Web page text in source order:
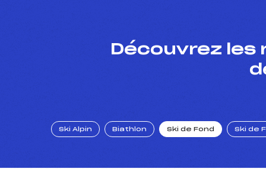
Découvrez
Ski Alpin Biathlon Ski de Fond Ski de